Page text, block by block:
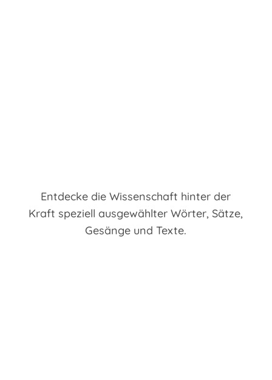
Entdecke die Wissenschaft hinter der
Kraft speziell ausgewählter Wörter, Sätze,
Gesänge und Texte.